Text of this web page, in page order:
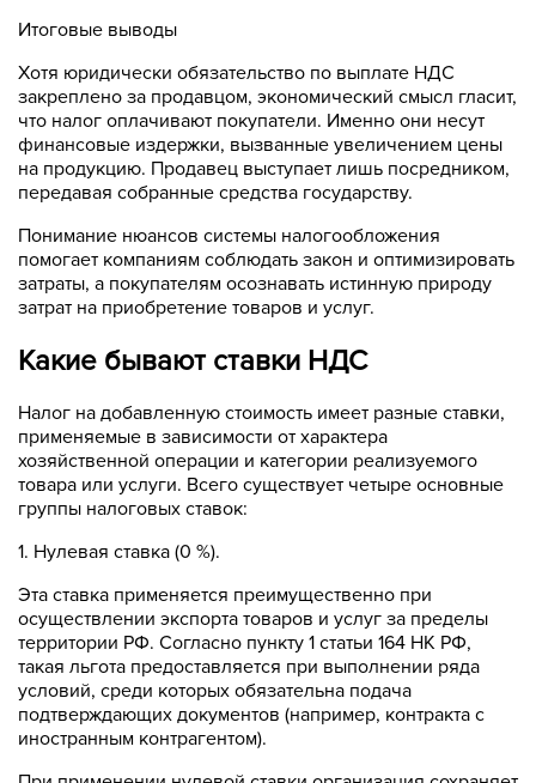
Итоговые выводы
Хотя юридически обязательство по выплате НДС
закреплено за продавцом, экономический смысл гласит,
что налог оплачивают покупатели. Именно они несут
финансовые издержки, вызванные увеличением цены
на продукцию. Продавец выступает лишь посредником,
передавая собранные средства государству.
Понимание нюансов системы налогообложения
помогает компаниям соблюдать закон и оптимизировать
затраты, а покупателям осознавать истинную природу
затрат на приобретение товаров и услуг.
Какие бывают ставки НДС
Налог на добавленную стоимость имеет разные ставки,
применяемые в зависимости от характера
хозяйственной операции и категории реализуемого
товара или услуги. Всего существует четыре основные
группы налоговых ставок:
1. Нулевая ставка (0 %).
Эта ставка применяется преимущественно при
осуществлении экспорта товаров и услуг за пределы
территории РФ. Согласно пункту 1 статьи 164 НК РФ,
такая льгота предоставляется при выполнении ряда
условий, среди которых обязательна подача
подтверждающих документов (например, контракта с
иностранным контрагентом).